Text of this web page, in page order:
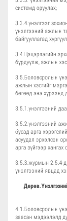
системд оруулах;
3.3.4.үнэлгээг
үнэлгээний ажлын
байгууллагад
3.4.Цэцэрлэгийн
бүрдүүлж, ажлын
3.5.Боловсролын
ажлын хэсгийг
бөгөөд энэ хүрээнд
3.5.1.үнэлгээний
3.5.2.үнэлгээний
бусад арга
асуудал эрхэлсэн
арга зүйгээр хангах
3.5.3.журмын 2.5.4-д
үнэлгээний явцад
4.1.Боловсролын
заасан мэдээлэлд